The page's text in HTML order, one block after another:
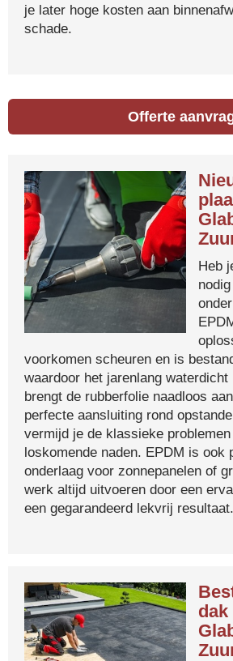
je later hoge kosten aan
schade.
Offerte
Heb
voorkomen scheuren en is
waardoor het jarenlang
brengt de rubberfolie naadloos
perfecte aansluiting rond
vermijd je de klassieke
loskomende naden. EPDM is ook
onderlaag voor zonnepanelen of
werk altijd uitvoeren door een
een gegarandeerd lekvrij resultaat.
dak